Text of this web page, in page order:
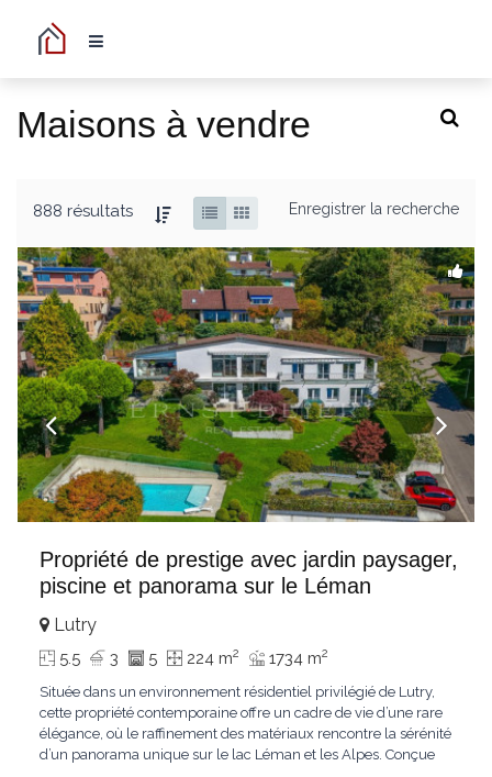
Maisons à vendre
888 résultats Enregistrer la recherche
Propriété de prestige avec jardin paysager,
piscine et panorama sur le Léman
Lutry
5.5 3 5 224 m2 1734 m2
Située dans un environnement résidentiel privilégié de Lutry,
cette propriété contemporaine offre un cadre de vie d’une rare
élégance, où le raffinement des matériaux rencontre la sérénité
d’un panorama unique sur le lac Léman et les Alpes. Conçue